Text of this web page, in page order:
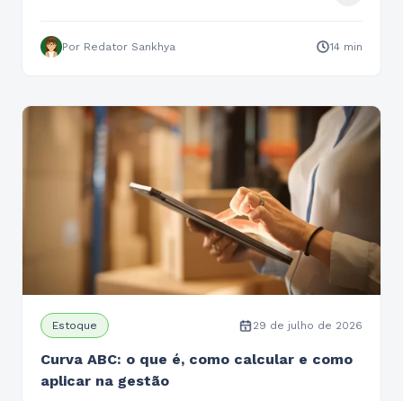
Por Redator Sankhya 14 min
Estoque 29 de julho de 2026
Curva ABC: o que é, como calcular e como
aplicar na gestão